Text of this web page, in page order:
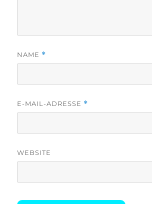
NAME *
E-MAIL-ADRESSE *
WEBSITE